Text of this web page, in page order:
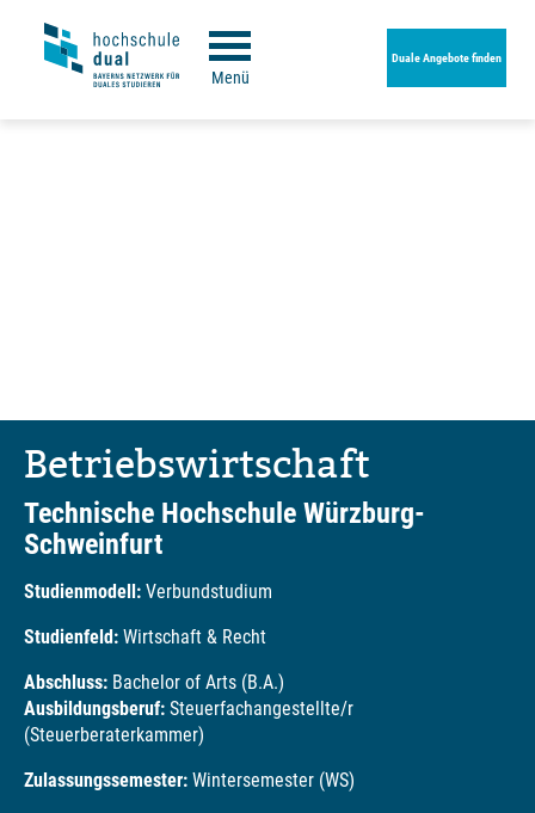
Menü
Duale Angebote finden
Betriebswirtschaft
Technische Hochschule Würzburg-
Schweinfurt
Studienmodell: Verbundstudium
Studienfeld: Wirtschaft & Recht
Abschluss: Bachelor of Arts (B.A.)
Ausbildungsberuf: Steuerfachangestellte/r
(Steuerberaterkammer)
Zulassungssemester: Wintersemester (WS)